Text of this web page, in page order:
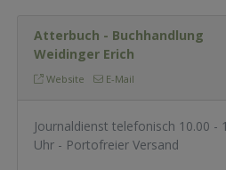
Atterbuch - Buchhandlung
Weidinger Erich
Website E-Mail
Journaldienst telefonisch 10.00 -
Uhr - Portofreier Versand